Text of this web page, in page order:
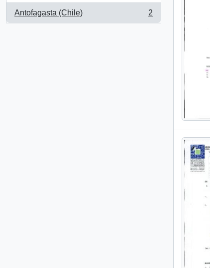
Antofagasta (Chile)
, 2 resultados
2